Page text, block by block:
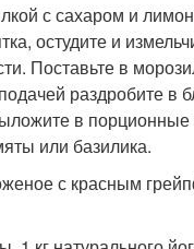
с сахаром и
остудите и
Поставьте в
раздробите в
в порционные
или базилика.
с красным